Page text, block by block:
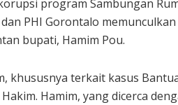
program Sambungan
PHI Gorontalo
bupati, Hamim Pou.
khususnya terkait kasus
Hamim, yang dicerca